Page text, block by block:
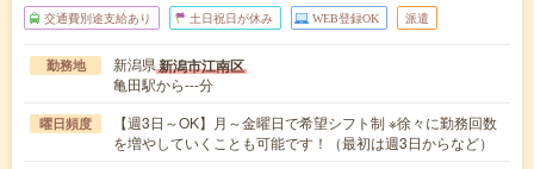
交通費別途支給あり 土日祝日が休み WEB登録OK 派遣
勤務地 新潟県新潟市江南区
亀田駅から---分
曜日頻度
【週3日～OK】月～金曜日で希望シフト制 ※徐々に勤務回数
を増やしていくことも可能です！（最初は週3日からなど）